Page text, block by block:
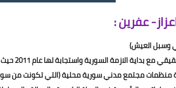
عفرين :
وسبل العيش)
الازمة السورية واستجابة لها عام 2011 حيث تكونت
مجتمع مدني سورية محلية (التي تكونت من